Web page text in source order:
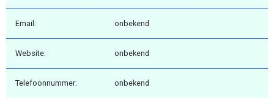
Email: onbekend
Website: onbekend
Telefoonnummer: onbekend